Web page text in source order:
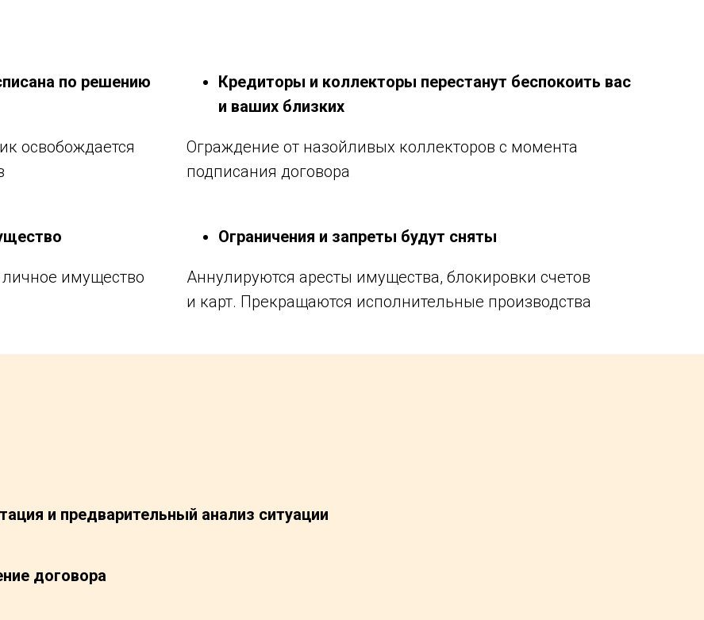
по решению
освобождается
имущество
Кредиторы и коллекторы перестанут беспокоить вас
и ваших близких
Ограждение от назойливых коллекторов с момента
подписания договора
Ограничения и запреты будут сняты
Аннулируются аресты имущества, блокировки счетов
и карт. Прекращаются исполнительные производства
и предварительный анализ ситуации
договора